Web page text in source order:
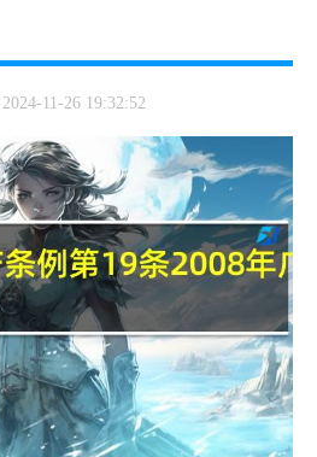
2024-11-26 19:32:52